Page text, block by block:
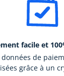
facile et
données de
grâce à un